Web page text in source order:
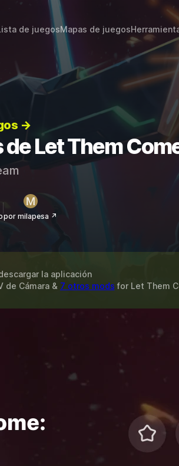
de juegosMapas de juegos
→
Let Them
por milapesa ↗
la aplicación
de Cámara & 7 otros mods for Let Them